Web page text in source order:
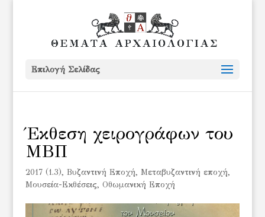
Επιλογή Σελίδας
Έκθεση χειρογράφων του
ΜΒΠ
2017 (1.3), Bυζαντινή Εποχή, Μεταβυζαντινή εποχή,
Μουσεία-Εκθέσεις, Οθωμανική Εποχή